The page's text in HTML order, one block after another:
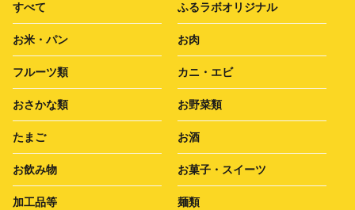
すべて ふるラボオリジナル
お米・パン お肉
フルーツ類 カニ・エビ
おさかな類 お野菜類
たまご お酒
お飲み物 お菓子・スイーツ
加工品等 麺類